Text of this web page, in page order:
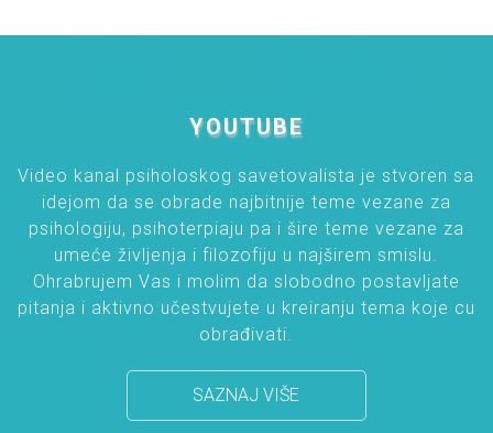
YOUTUBE
Video kanal psiholoskog savetovalista je stvoren sa
idejom da se obrade najbitnije teme vezane za
psihologiju, psihoterpiaju pa i šire teme vezane za
umeće življenja i filozofiju u najširem smislu.
Ohrabrujem Vas i molim da slobodno postavljate
pitanja i aktivno učestvujete u kreiranju tema koje cu
obrađivati.
SAZNAJ VIŠE